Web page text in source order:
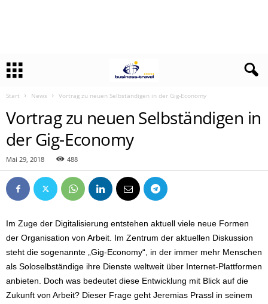
Start News Vortrag zu neuen Selbständigen in der Gig-Economy
Vortrag zu neuen Selbständigen in
der Gig-Economy
Mai 29, 2018 488
Im Zuge der Digitalisierung entstehen aktuell viele neue Formen
der Organisation von Arbeit. Im Zentrum der aktuellen Diskussion
steht die sogenannte „Gig-Economy“, in der immer mehr Menschen
als Soloselbständige ihre Dienste weltweit über Internet-Plattformen
anbieten. Doch was bedeutet diese Entwicklung mit Blick auf die
Zukunft von Arbeit? Dieser Frage geht Jeremias Prassl in seinem